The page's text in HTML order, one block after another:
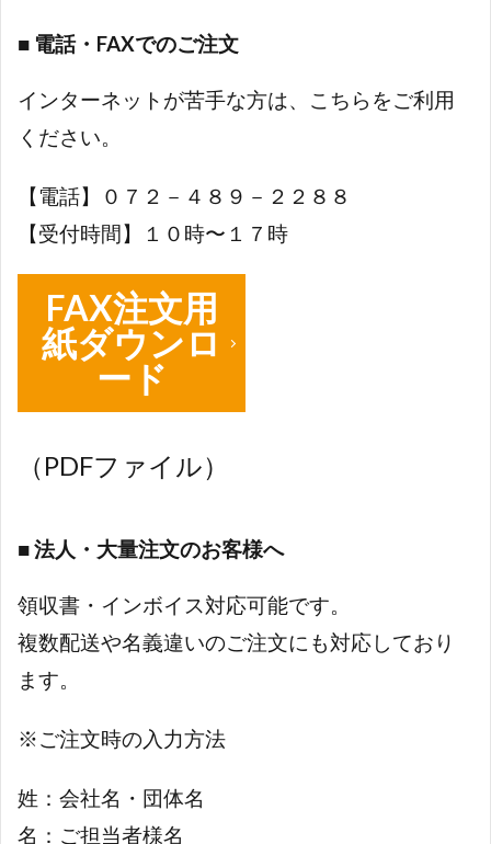
■ 電話・FAXでのご注文
インターネットが苦手な方は、こちらをご利用
ください。
【電話】０７２－４８９－２２８８
【受付時間】１０時〜１７時
FAX注文用
紙ダウンロ
ード
（PDFファイル）
■ 法人・大量注文のお客様へ
領収書・インボイス対応可能です。
複数配送や名義違いのご注文にも対応しており
ます。
※ご注文時の入力方法
姓：会社名・団体名
名：ご担当者様名